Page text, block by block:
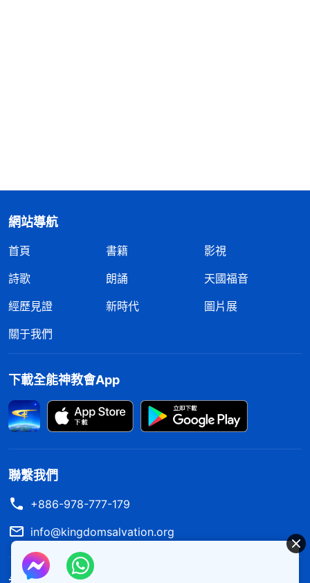
網站導航
首頁 書籍
影視
詩歌
朗誦
天國福音
經歷見證
新時代
圖片展
關于我們
下載全能神教會App
聯繫我們
+886-978-777-179
info@kingdomsalvation.org